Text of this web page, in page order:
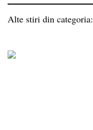
Alte stiri din categoria: